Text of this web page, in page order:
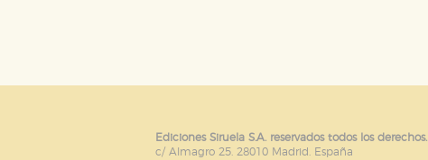
Ediciones Siruela S.A. reservados todos los derechos.
c/ Almagro 25. 28010 Madrid. España